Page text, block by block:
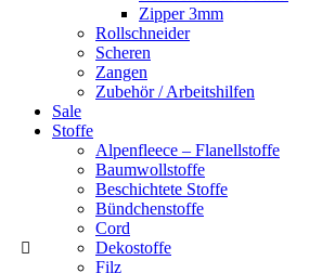
Zipper 3mm
Rollschneider
Scheren
Zangen
Zubehör / Arbeitshilfen
Sale
Stoffe
Alpenfleece – Flanellstoffe
Baumwollstoffe
Beschichtete Stoffe
Bündchenstoffe
Cord
Dekostoffe
Filz